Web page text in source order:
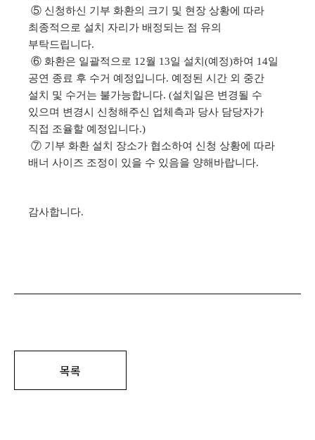
⑤ 신청하신 기부 화환의 크기 및 현장 상황에 따라
최종적으로 설치 자리가 배정되는 점 유의
부탁드립니다.
⑥ 화환은 일괄적으로 12월 13일 설치(예정)하여 14일
공연 종료 후 수거 예정입니다. 예정된 시간 외 중간
설치 및 수거는 불가능합니다. (설치일은 변경될 수
있으며 변경시 신청해주신 업체측과 당사 담당자가
직접 조율할 예정입니다.)
⑦ 기부 화환 설치 장소가 협소하여 신청 상황에 따라
배너 사이즈 조정이 있을 수 있음을 양해바랍니다.
감사합니다.
목록